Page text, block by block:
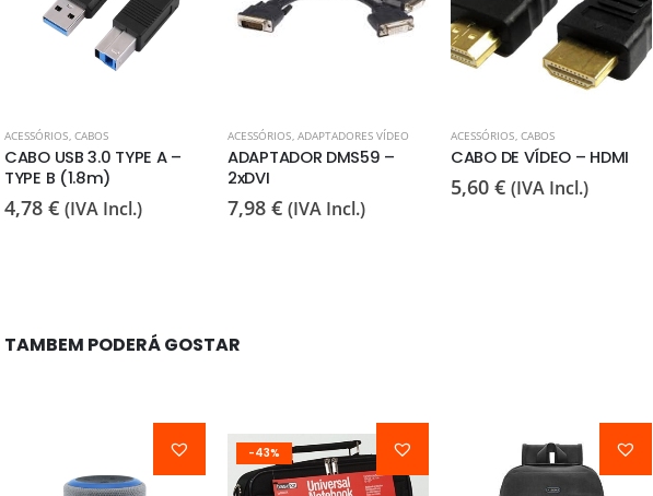
ACESSÓRIOS, CABOS
CABO USB 3.0 TYPE A –
TYPE B (1.8m)
4,78 € (IVA Incl.)
ACESSÓRIOS, ADAPTADORES VÍDEO
ADAPTADOR DMS59 –
2xDVI
7,98 € (IVA Incl.)
ACESSÓRIOS, CABOS
CABO DE VÍDEO – HDMI
5,60 € (IVA Incl.)
TAMBEM PODERÁ GOSTAR
-43%